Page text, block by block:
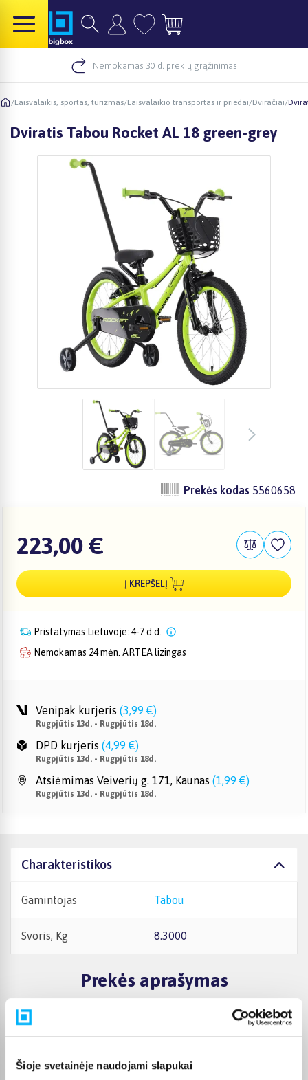
Šioje svetainėje naudojami slapukai
Nemokamas 30 d. prekių grąžinimas
/Laisvalaikis, sportas, turizmas/Laisvalaikio transportas ir priedai/Dviračiai/
Dviratis Tabou Rocket AL 18 green-grey
Prekės kodas 5560658
223,00 €
Į KREPŠELĮ
Pristatymas Lietuvoje: 4-7 d.d.
Nemokamas 24 mėn. ARTEA lizingas
Venipak kurjeris (3,99 €)
Rugpjūtis 13d. - Rugpjūtis 18d.
DPD kurjeris (4,99 €)
Rugpjūtis 13d. - Rugpjūtis 18d.
Atsiėmimas Veiverių g. 171, Kaunas (1,99 €)
Rugpjūtis 13d. - Rugpjūtis 18d.
Charakteristikos
Gamintojas Tabou
Svoris, Kg 8.3000
Prekės aprašymas
Rėmas ir amortizatoriai